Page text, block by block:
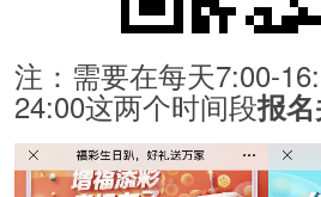
注：需要在每天7:00-
24:00这两个时间段报